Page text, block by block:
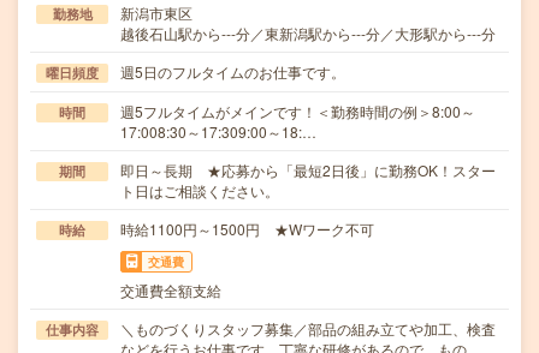
勤務地
新潟市東区
越後石山駅から---分／東新潟駅から---分／大形駅から---分
曜日頻度 週5日のフルタイムのお仕事です。
時間
週5フルタイムがメインです！＜勤務時間の例＞8:00～
17:008:30～17:309:00～18:…
期間
即日～長期 ★応募から「最短2日後」に勤務OK！スター
ト日はご相談ください。
時給 時給1100円～1500円 ★Wワーク不可
交通費
交通費全額支給
仕事内容
＼ものづくりスタッフ募集／部品の組み立てや加工、検査
などを行うお仕事です。丁寧な研修があるので、もの…